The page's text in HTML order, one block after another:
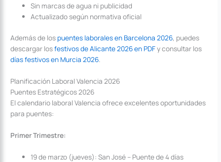
Sin marcas de agua ni publicidad
Actualizado según normativa oficial
Además de los puentes laborales en Barcelona 2026, puedes
descargar losfestivos de Alicante 2026 en PDFy consultar los
días festivos en Murcia 2026.
Planificación Laboral Valencia 2026
Puentes Estratégicos 2026
El calendario laboral Valencia ofrece excelentes oportunidades
para puentes:
Primer Trimestre:
19 de marzo (jueves): San José – Puente de 4 días